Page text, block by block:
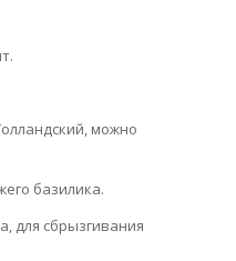
можно
базилика.
для сбрызгивания